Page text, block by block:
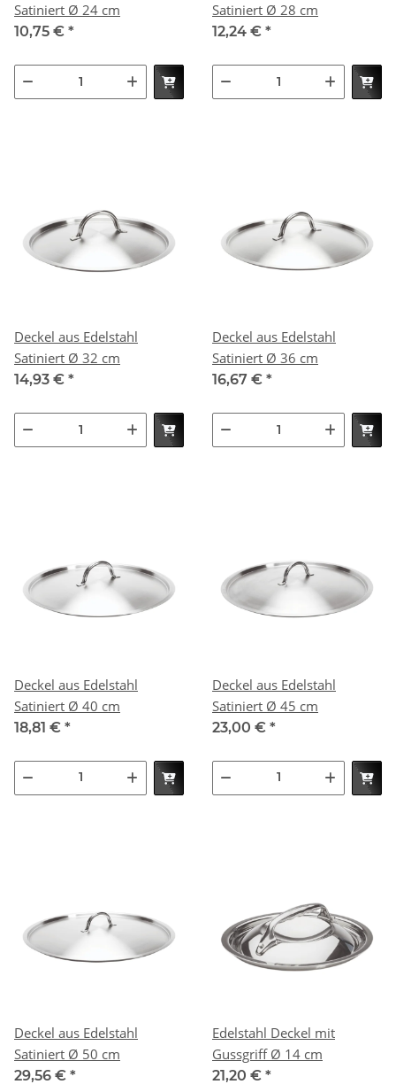
Satiniert Ø 24 cm
10,75 € *
Satiniert Ø 28 cm
12,24 € *
Deckel aus Edelstahl
Satiniert Ø 32 cm
14,93 € *
Deckel aus Edelstahl
Satiniert Ø 36 cm
16,67 € *
Deckel aus Edelstahl
Satiniert Ø 40 cm
18,81 € *
Deckel aus Edelstahl
Satiniert Ø 45 cm
23,00 € *
Deckel aus Edelstahl
Satiniert Ø 50 cm
29,56 € *
Edelstahl Deckel mit
Gussgriff Ø 14 cm
21,20 € *